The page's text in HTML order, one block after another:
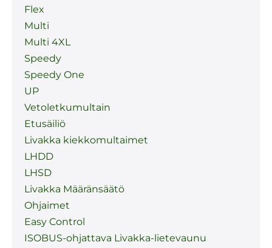
Flex
Multi
Multi 4XL
Speedy
Speedy One
UP
Vetoletkumultain
Etusäiliö
Livakka kiekkomultaimet
LHDD
LHSD
Livakka Määränsäätö
Ohjaimet
Easy Control
ISOBUS-ohjattava Livakka-lietevaunu